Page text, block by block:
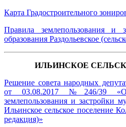
Карта Градостроительного
Правила землепользования и
образования Раздольевское
ИЛЬИНСКОЕ
Решение совета народных
от 03.08.2017 №246/39
землепользования и застройки
Ильинское сельское поселение
редакция)»